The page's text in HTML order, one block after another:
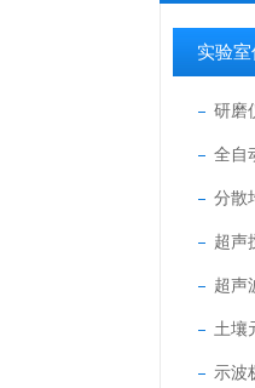
实验室
研磨
全自
分散
超声
超声
土壤
示波